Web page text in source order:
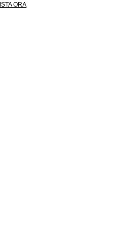
ORA